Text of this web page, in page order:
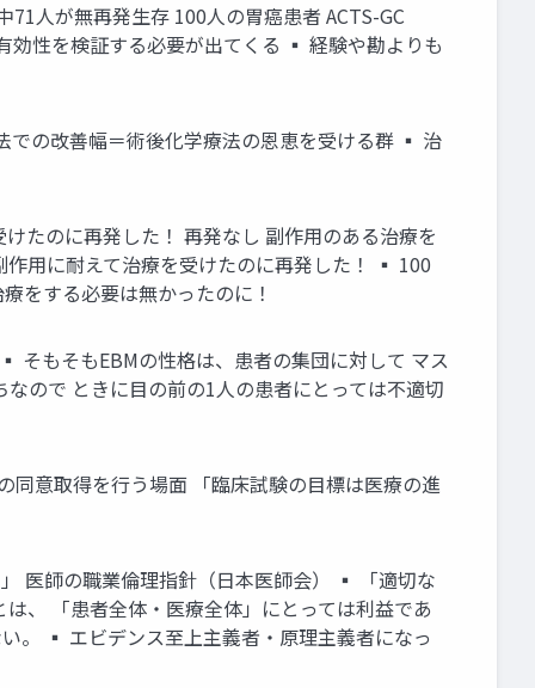
人が無再発生存 100人の胃癌患者 ACTS-GC
性を検証する必要が出てくる ▪ 経験や勘よりも
での改善幅＝術後化学療法の恩恵を受ける群 ▪ 治
たのに再発した！ 再発なし 副作用のある治療を
用に耐えて治療を受けたのに再発した！ ▪ 100
をする必要は無かったのに！
そもそもEBMの性格は、患者の集団に対して マス
ので ときに目の前の1人の患者にとっては不適切
同意取得を行う場面 「臨床試験の目標は医療の進
医師の職業倫理指針（日本医師会） ▪ 「適切な
、 「患者全体・医療全体」にとっては利益であ
。 ▪ エビデンス至上主義者・原理主義者になっ